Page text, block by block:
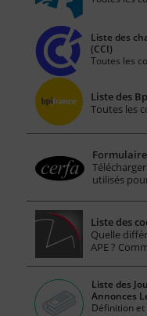
Liste des
(CCI)
Toutes les
Liste des
Toutes les
utilisés
Liste des
Quelle
APE ?
Liste des
Annonces
Définition